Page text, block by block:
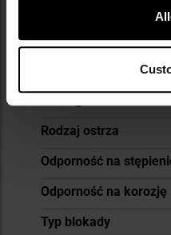
Długość głowni
Rodzaj ostrza
Odporność na
Odporność na korozję
Typ blokady